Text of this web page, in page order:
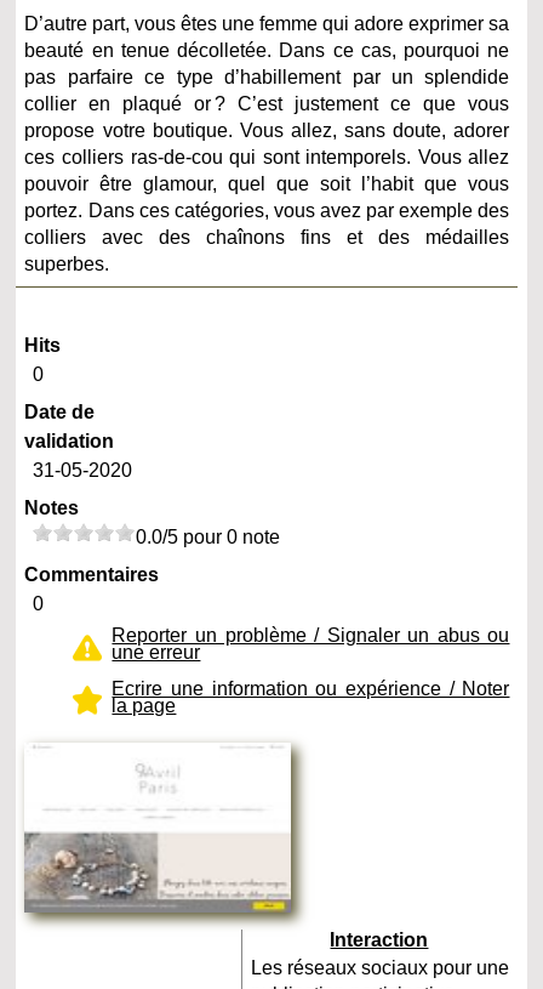
D’autre part, vous êtes une femme qui adore exprimer sa
beauté en tenue décolletée. Dans ce cas, pourquoi ne
pas parfaire ce type d’habillement par un splendide
collier en plaqué or ? C’est justement ce que vous
propose votre boutique. Vous allez, sans doute, adorer
ces colliers ras-de-cou qui sont intemporels. Vous allez
pouvoir être glamour, quel que soit l’habit que vous
portez. Dans ces catégories, vous avez par exemple des
colliers avec des chaînons fins et des médailles
superbes.
Hits
0
Date de
validation
31-05-2020
Notes
0.0/5 pour 0 note
Commentaires
0
Reporter un problème / Signaler un abus ou
une erreur
Ecrire une information ou expérience / Noter
la page
Interaction
Les réseaux sociaux pour une